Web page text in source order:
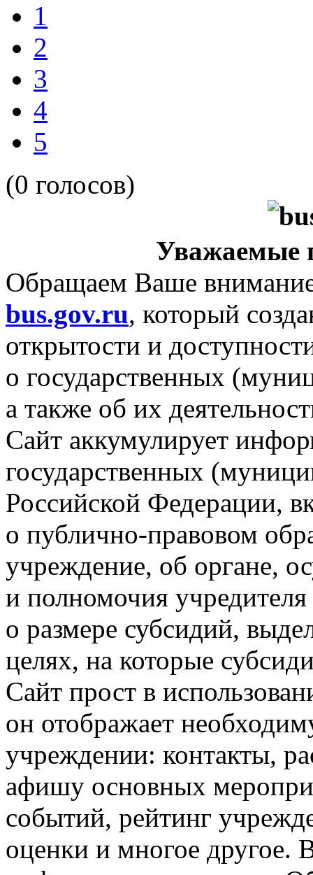
1
2
3
4
5
(0 голосов)
Уважаемые
Обращаем Ваше
bus.gov.ru, который
открытости и
о государственных
а также об их
Сайт аккумулирует
государственных
Российской Федерации,
о публично-правовом
учреждение, об органе,
и полномочия
о размере субсидий,
целях, на которые
Сайт прост в
он отображает
учреждении: контакты,
афишу основных
событий, рейтинг
оценки и многое другое.